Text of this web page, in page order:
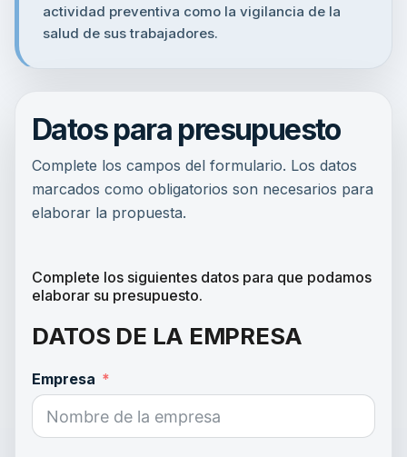
actividad preventiva como la vigilancia de la
salud de sus trabajadores.
Datos para presupuesto
Complete los campos del formulario. Los datos
marcados como obligatorios son necesarios para
elaborar la propuesta.
Complete los siguientes datos para que podamos
elaborar su presupuesto.
DATOS DE LA EMPRESA
Empresa